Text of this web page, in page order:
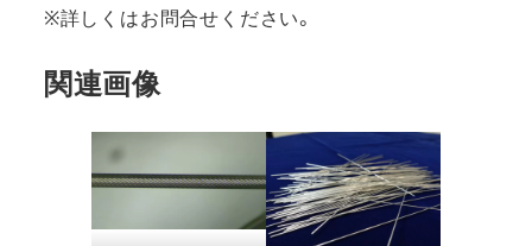
※詳しくはお問合せください。
関連画像